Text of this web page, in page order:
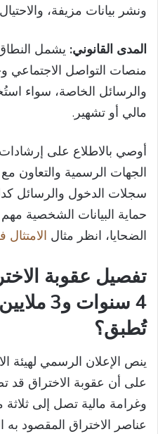
ونشر بيانات مزيفة،
المدى القانوني: يشمل
منصات التواصل الاجتماعي
والرسائل الخاصة، سواء
مالي أو تشهير.
أوصي بالاطلاع على إرشادات
الجهات الرسمية والتعاون
سجلات الدخول والرسائل
حماية البيانات الشخصية
الضحايا، انظر مثال الامتثال
تفصيل عقوبة
4 سنوات
تُطبق؟
ينص الإعلان الرسمي لهيئة
على أن عقوبة الاختراق
وغرامة مالية تصل إلى ثلاثة
عناصر الاختراق المقصود